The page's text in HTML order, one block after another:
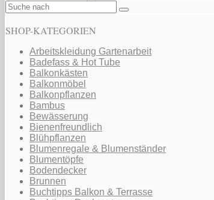
SHOP-KATEGORIEN
Arbeitskleidung Gartenarbeit
Badefass & Hot Tube
Balkonkästen
Balkonmöbel
Balkonpflanzen
Bambus
Bewässerung
Bienenfreundlich
Blühpflanzen
Blumenregale & Blumenständer
Blumentöpfe
Bodendecker
Brunnen
Buchtipps Balkon & Terrasse